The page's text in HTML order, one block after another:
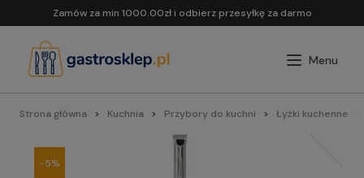
Zamów za min 1000.00zł i odbierz przesyłkę za darmo
Strona główna Kuchnia Przybory do kuchni Łyżki kuchenne
-5%